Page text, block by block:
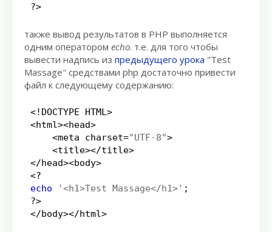
?>
также вывод результатов в PHP выполняется
одним оператором echo. т.е. для того чтобы
вывести надпись из предыдущего урока "Test
Massage" средствами php достаточно привести
файл к следующему содержанию:
<! DOCTYPE HTML>
<html><head>
<meta charset="UTF-8">
<title></title>
</head><body>
<?
echo
'<h1>Test Massage</h1>' ;
?>
</body></html>